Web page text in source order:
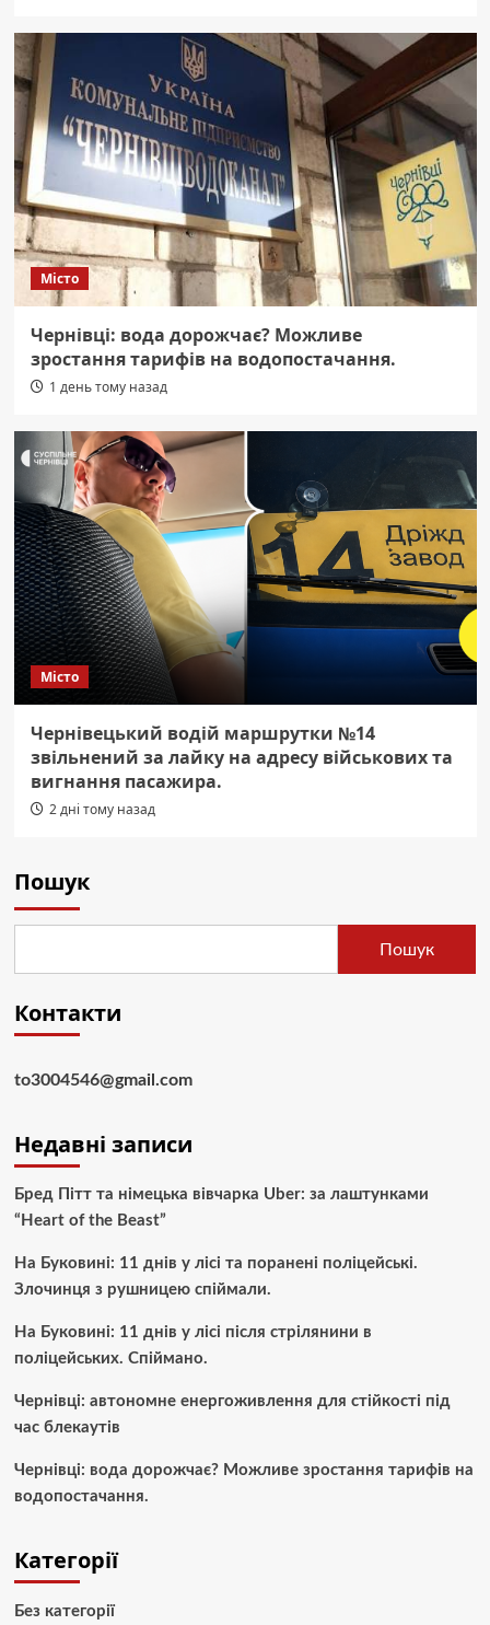
Місто
Чернівці: вода дорожчає? Можливе
зростання тарифів на водопостачання.
1 день тому назад
Місто
Чернівецький водій маршрутки №14
звільнений за лайку на адресу військових та
вигнання пасажира.
2 дні тому назад
Пошук
Пошук
Контакти
to3004546@gmail.com
Недавні записи
Бред Пітт та німецька вівчарка Uber: за лаштунками
“Heart of the Beast”
На Буковині: 11 днів у лісі та поранені поліцейські.
Злочинця з рушницею спіймали.
На Буковині: 11 днів у лісі після стрілянини в
поліцейських. Спіймано.
Чернівці: автономне енергоживлення для стійкості під
час блекаутів
Чернівці: вода дорожчає? Можливе зростання тарифів на
водопостачання.
Категорії
Без категорії